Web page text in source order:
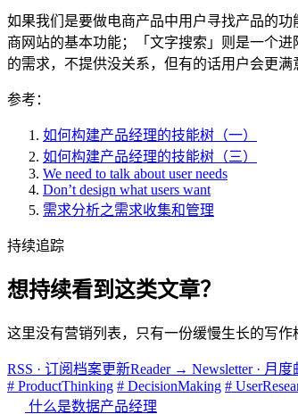
如果我们是要做电商产品中用户寻找产品的
商网站的基本功能；「文字搜索」则是一个
的需求，不提供没关系，但有的话用户会更满
参考：
如何构建产品经理的技能树（一）
如何构建产品经理的技能树（三）
We need to talk about user needs
Don’t design what users want
需求分析之需求收集和管理
持续追踪
想持续看到这类文章？
这里没有营销列表，只有一份缓慢生长的写作
RSS · 订阅档案更新Reader → Newsletter · 月度
# ProductThinking # DecisionMaking #
什么是数据产品经理